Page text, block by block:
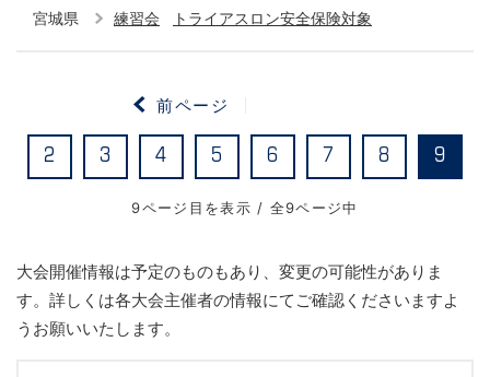
宮城県 練習会 トライアスロン安全保険対象
9ページ目を表示 / 全9ページ中
前ページ
2 3 4 5 6 7 8 9
大会開催情報は予定のものもあり、変更の可能性がありま
す。詳しくは各大会主催者の情報にてご確認くださいますよ
うお願いいたします。